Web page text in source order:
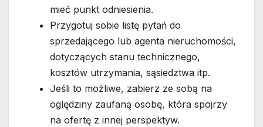
mieć punkt odniesienia.
Przygotuj sobie listę pytań do
sprzedającego lub agenta nieruchomości,
dotyczących stanu technicznego,
kosztów utrzymania, sąsiedztwa itp.
Jeśli to możliwe, zabierz ze sobą na
oględziny zaufaną osobę, która spojrzy
na ofertę z innej perspektyw.